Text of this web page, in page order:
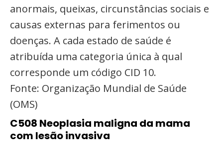
anormais, queixas, circunstâncias sociais e
causas externas para ferimentos ou
doenças. A cada estado de saúde é
atribuída uma categoria única à qual
corresponde um código CID 10.
Fonte: Organização Mundial de Saúde
(OMS)
C508 Neoplasia maligna da mama
com lesão invasiva